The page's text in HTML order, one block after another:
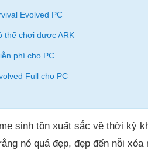
Evolved PC
thể chơi được ARK
phí cho PC
Full cho PC
sinh tồn xuất sắc về thời kỳ
nó quá đẹp, đẹp đến nỗi